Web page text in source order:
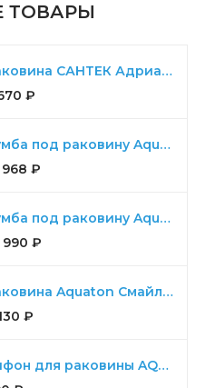
ТОВАРЫ
Раковина САНТЕК Адриана 55
₽
Тумба под раковину Aquaton Диор 80 белый
968 ₽
Тумба под раковину Aquaton Либерти 90 дуб эльвезия, белый глянец
990 ₽
Раковина Aquaton Смайл 65
₽
Сифон для раковины AQUATON универсальный